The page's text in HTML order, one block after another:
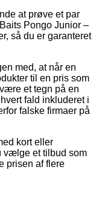
at prøve et par
Pongo Junior –
så du er garanteret
med, at når en
til en pris som
et tegn på en
fald inkluderet i
falske firmaer på
kort eller
vælge et tilbud som
prisen af flere